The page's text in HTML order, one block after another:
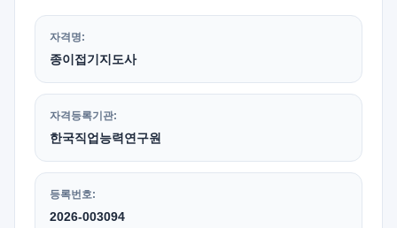
자격명:
종이접기지도사
자격등록기관:
한국직업능력연구원
등록번호:
2026-003094